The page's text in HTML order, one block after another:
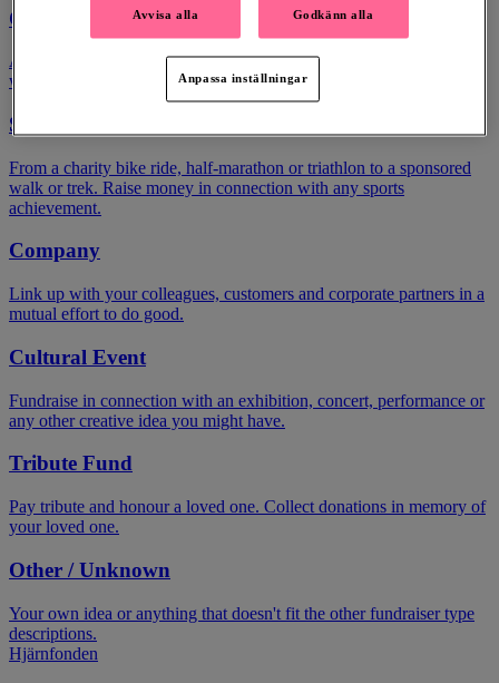
Celebration
Ask friends and family for donations rather than gifts in connection
with your anniversary, wedding, graduation or public holiday.
Sports Event
From a charity bike ride, half-marathon or triathlon to a sponsored
walk or trek. Raise money in connection with any sports
achievement.
Company
Link up with your colleagues, customers and corporate partners in a
mutual effort to do good.
Cultural Event
Fundraise in connection with an exhibition, concert, performance or
any other creative idea you might have.
Tribute Fund
Pay tribute and honour a loved one. Collect donations in memory of
your loved one.
Other / Unknown
Your own idea or anything that doesn't fit the other fundraiser type
descriptions.
Hjärnfonden
Avvisa alla Godkänn alla
Anpassa inställningar